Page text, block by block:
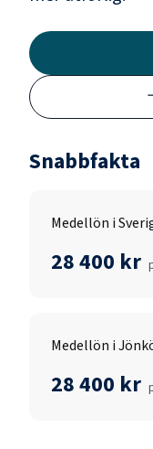
Snabbfakta
Medellön i
28 400 kr
Medellön i
28 400 kr